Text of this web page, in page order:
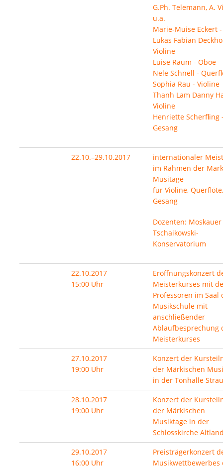
G.Ph. Telemann, A.
u.a.
Marie-Muise Eckert
Lukas Fabian
Violine
Luise Raum - Oboe
Nele Schnell -
Sophia Rau - Violine
Thanh Lam Danny
Violine
Henriette Scherfling
Gesang
22.10.–29.10.2017
internationaler
im Rahmen der
Musitage
für Violine, Querflöte,
Gesang
Dozenten: Moskauer
Tschaikowski-
Konservatorium
22.10.2017
15:00 Uhr
Eröffnungskonzert
Meisterkurses mit
Professoren im Saal
Musikschule mit
anschließender
Ablaufbesprechung
Meisterkurses
27.10.2017
19:00 Uhr
Konzert der
der Märkischen
in der Tonhalle
28.10.2017
19:00 Uhr
Konzert der
der Märkischen
Musiktage in der
Schlosskirche
29.10.2017
16:00 Uhr
Preisträgerkonzert
Musikwettbewerbes